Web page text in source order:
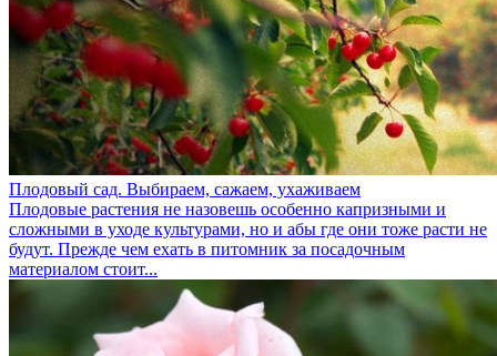
Плодовый сад. Выбираем, сажаем, ухаживаем
Плодовые растения не назовешь особенно капризными и
сложными в уходе культурами, но и абы где они тоже расти не
будут. Прежде чем ехать в питомник за посадочным
материалом стоит...